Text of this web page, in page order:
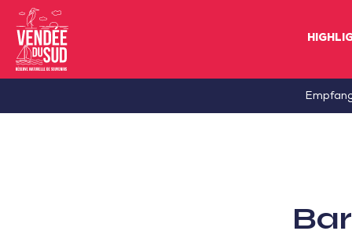
Sud